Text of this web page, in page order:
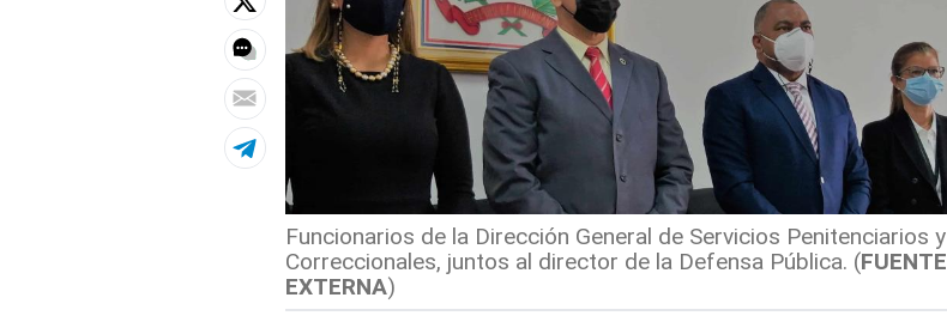
Funcionarios de la Dirección General de Servicios Penitenciarios y
Correccionales, juntos al director de la Defensa Pública. (FUENTE
EXTERNA)